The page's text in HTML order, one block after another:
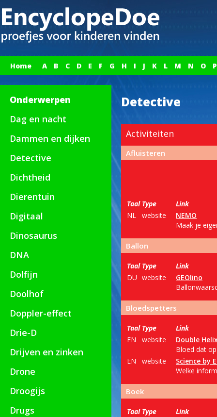
Home A B C D E F G H I J K L M N O P
Onderwerpen
Dag en nacht
Dammen en dijken
Detective
Dichtheid
Dierentuin
Digitaal
Dinosaurus
DNA
Dolfijn
Doolhof
Doppler-effect
Drie-D
Drijven en zinken
Drone
Droogijs
Drugs
Detective
Activiteiten
Afluisteren
Taal Type
Link
NL
website
NEMO
Maak je
Ballon
Taal Type
Link
DU website
GEOlino
Bloedspetters
Taal Type
Link
EN
website
Double
Bloed dat
EN
website
Science by
Welke
Boek
Taal Type
Link